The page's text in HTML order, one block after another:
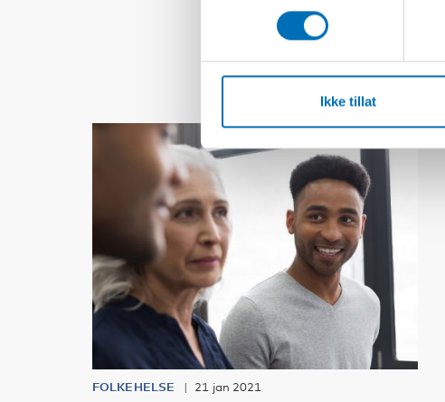
Ikke tillat
FOLKEHELSE 21 jan 2021